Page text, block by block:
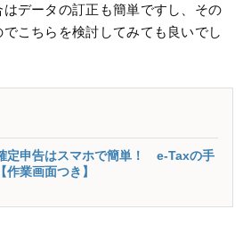
データの訂正も簡単ですし、その
こちらを検討してみても良いでし
定申告はスマホで簡単！ e-Taxの手
作業画面つき】